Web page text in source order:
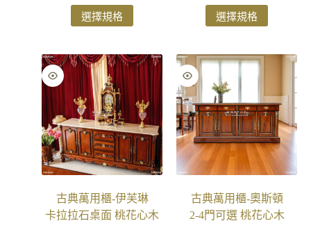
選擇規格 選擇規格
古典萬用櫃-伊芙琳
卡拉拉石桌面 桃花心木
古典萬用櫃-奧斯頓
2-4門可選 桃花心木